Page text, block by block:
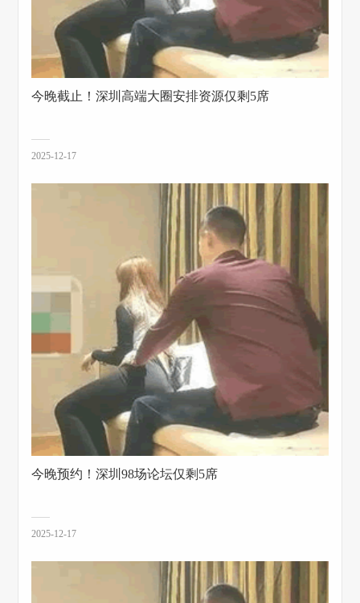
今晚截止！深圳高端大圈安排资源仅剩5席
2025-12-17
今晚预约！深圳98场论坛仅剩5席
2025-12-17